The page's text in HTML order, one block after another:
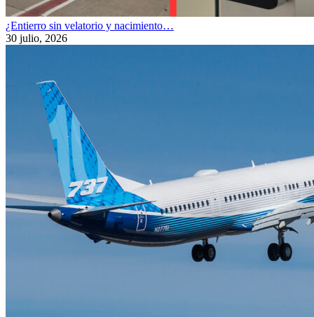
¿Entierro sin velatorio y nacimiento…
30 julio, 2026